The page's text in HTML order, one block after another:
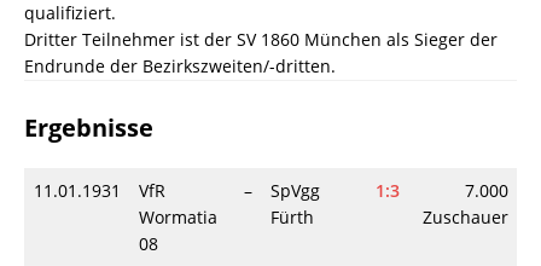
qualifiziert.
Dritter Teilnehmer ist der SV 1860 München als Sieger der
Endrunde der Bezirkszweiten/-dritten.
Ergebnisse
11.01.1931
VfR
Wormatia
08
–
SpVgg
Fürth
1:3
7.000
Zuschauer